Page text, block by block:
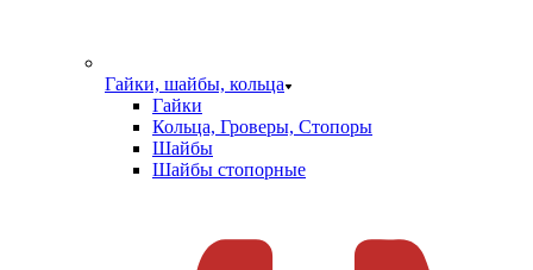
Гайки, шайбы, кольца
Гайки
Кольца, Гроверы, Стопоры
Шайбы
Шайбы стопорные